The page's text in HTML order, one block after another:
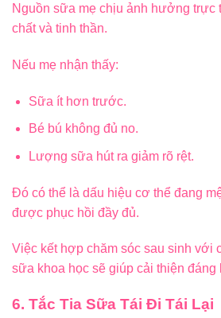
Nguồn sữa mẹ chịu ảnh hưởng trực
chất và tinh thần.
Nếu mẹ nhận thấy:
Sữa ít hơn trước.
Bé bú không đủ no.
Lượng sữa hút ra giảm rõ rệt.
Đó có thể là dấu hiệu cơ thể đang
được phục hồi đầy đủ.
Việc kết hợp chăm sóc sau sinh với
sữa khoa học sẽ giúp cải thiện đáng
6. Tắc Tia Sữa Tái Đi Tái Lại